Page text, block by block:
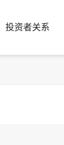
投资者关系